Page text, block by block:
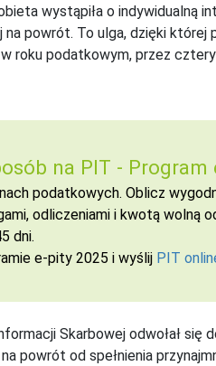
wystąpiła o indywidualną
powrót. To ulga, dzięki której
roku podatkowym, przez
na PIT - Program
podatkowych. Oblicz
odliczeniami i kwotą wolną
dni.
e-pity 2025 i wyślij PIT
Skarbowej odwołał się
powrót od spełnienia